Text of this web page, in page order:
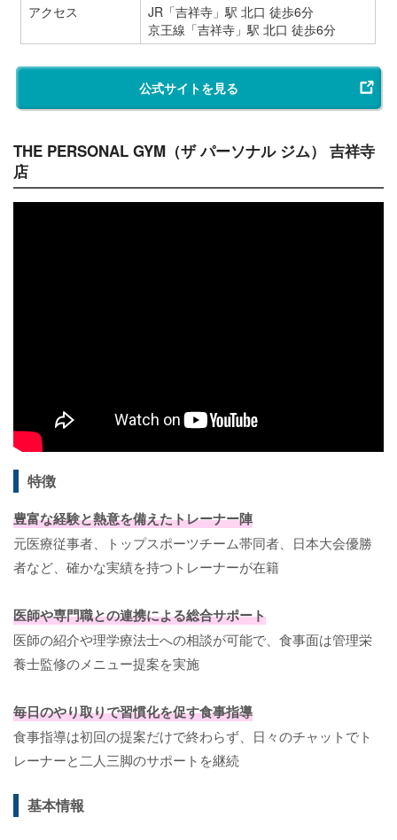
アクセス
JR「吉祥寺」駅 北口 徒歩6分
京王線「吉祥寺」駅 北口 徒歩6分
公式サイトを見る
THE PERSONAL GYM（ザ パーソナル ジム） 吉祥寺
店
特徴
豊富な経験と熱意を備えたトレーナー陣
元医療従事者、トップスポーツチーム帯同者、日本大会優勝
者など、確かな実績を持つトレーナーが在籍
医師や専門職との連携による総合サポート
医師の紹介や理学療法士への相談が可能で、食事面は管理栄
養士監修のメニュー提案を実施
毎日のやり取りで習慣化を促す食事指導
食事指導は初回の提案だけで終わらず、日々のチャットでト
レーナーと二人三脚のサポートを継続
基本情報